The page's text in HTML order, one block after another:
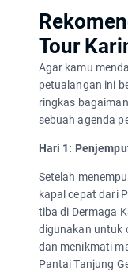
Tour
Agar kamu
petualangan ini
ringkas
sebuah agenda
Hari 1:
Setelah
kapal cepat dari
tiba di Dermaga
digunakan untuk
dan menikmati
Pantai Tanjung